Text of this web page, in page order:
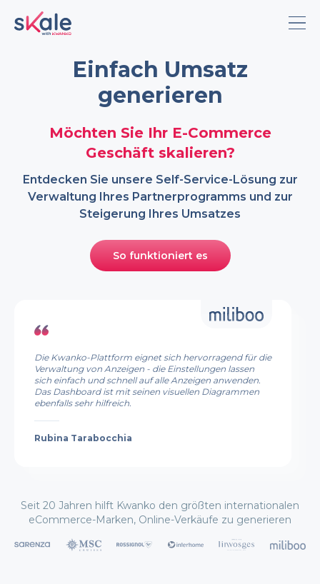
Blog
Französisch
Registrieren Anmeldung
Einfach Umsatz
generieren
Möchten Sie Ihr E-Commerce
Geschäft skalieren?
Entdecken Sie unsere Self-Service-Lösung zur
Verwaltung Ihres Partnerprogramms und zur
Steigerung Ihres Umsatzes
So funktioniert es
Die Kwanko-Plattform eignet sich hervorragend für die
Verwaltung von Anzeigen - die Einstellungen lassen
sich einfach und schnell auf alle Anzeigen anwenden.
Das Dashboard ist mit seinen visuellen Diagrammen
ebenfalls sehr hilfreich.
Rubina Tarabocchia
Seit 20 Jahren hilft Kwanko den größten internationalen
eCommerce-Marken, Online-Verkäufe zu generieren